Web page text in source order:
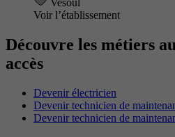
Vesoul
Voir l’établissement
Découvre les métiers
accès
Devenir électricien
Devenir technicien de
Devenir technicien de